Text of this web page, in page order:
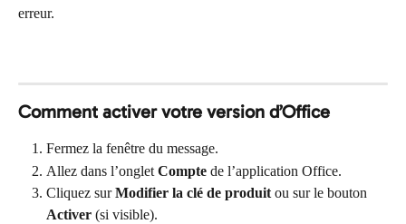
erreur.
Comment activer votre version d’Office
Fermez la fenêtre du message.
Allez dans l’onglet Compte de l’application Office.
Cliquez sur Modifier la clé de produit ou sur le bouton
Activer (si visible).